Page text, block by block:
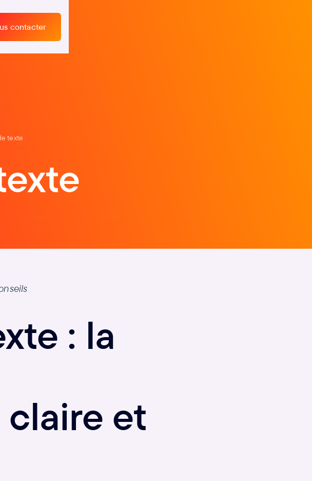
contacter
texte
: la
et